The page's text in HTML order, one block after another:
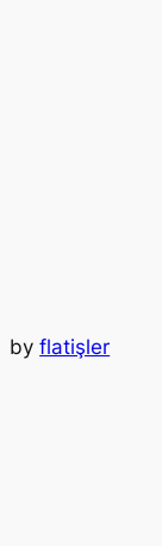
byflatişler